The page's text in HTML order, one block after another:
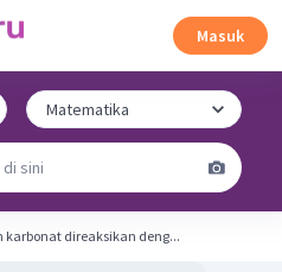
Masuk
direaksikan deng...